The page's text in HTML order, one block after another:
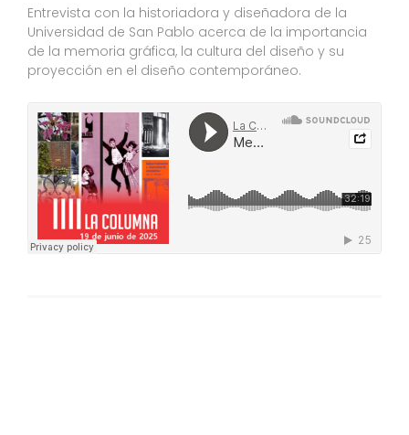
Entrevista con la historiadora y diseñadora de la
Universidad de San Pablo acerca de la importancia
de la memoria gráfica, la cultura del diseño y su
proyección en el diseño contemporáneo.